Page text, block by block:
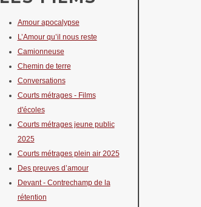
Amour apocalypse
L’Amour qu’il nous reste
Camionneuse
Chemin de terre
Conversations
Courts métrages - Films
d'écoles
Courts métrages jeune public
2025
Courts métrages plein air 2025
Des preuves d’amour
Devant - Contrechamp de la
rétention